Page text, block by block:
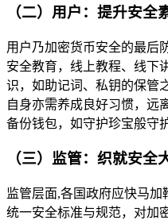
（二）用户：提升安全
用户乃加密货币安全的最后
安全教育，线上教程、线下
识，如助记词、私钥的保管
自身亦需养成良好习惯，远
备份钱包，如守护珍宝般守
（三）监管：织就安全
监管层面,各国政府应快马
统一安全标准与规范，对加